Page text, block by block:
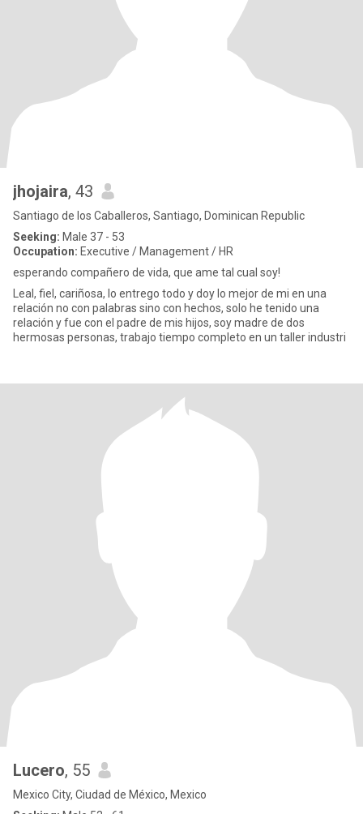
jhojaira, 43
Santiago de los Caballeros, Santiago, Dominican Republic
Seeking: Male 37 - 53
Occupation: Executive / Management / HR
esperando compañero de vida, que ame tal cual soy!
Leal, fiel, cariñosa, lo entrego todo y doy lo mejor de mi en una
relación no con palabras sino con hechos, solo he tenido una
relación y fue con el padre de mis hijos, soy madre de dos
hermosas personas, trabajo tiempo completo en un taller industri
Lucero, 55
Mexico City, Ciudad de México, Mexico